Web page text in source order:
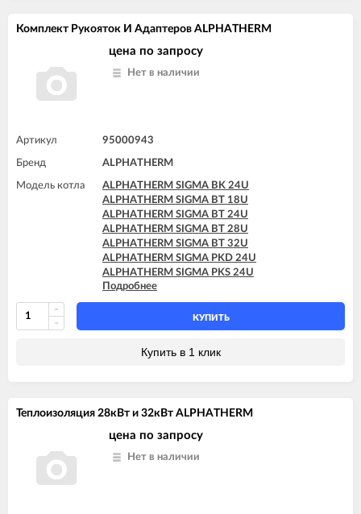
Комплект Рукояток И Адаптеров ALPHATHERM
цена по запросу
Нет в наличии
Артикул 95000943
Бренд ALPHATHERM
Модель котла
ALPHATHERM SIGMA BK 24U
ALPHATHERM SIGMA BT 18U
ALPHATHERM SIGMA BT 24U
ALPHATHERM SIGMA BT 28U
ALPHATHERM SIGMA BT 32U
ALPHATHERM SIGMA PKD 24U
ALPHATHERM SIGMA PKS 24U
ALPHATHERM SIGMA PTD 24U
ALPHATHERM SIGMA PTD 28U
ALPHATHERM SIGMA PTS 18U
ALPHATHERM SIGMA PTS 24U
Подробнее
КУПИТЬ
Купить в 1 клик
Теплоизоляция 28кВт и 32кВт ALPHATHERM
цена по запросу
Нет в наличии